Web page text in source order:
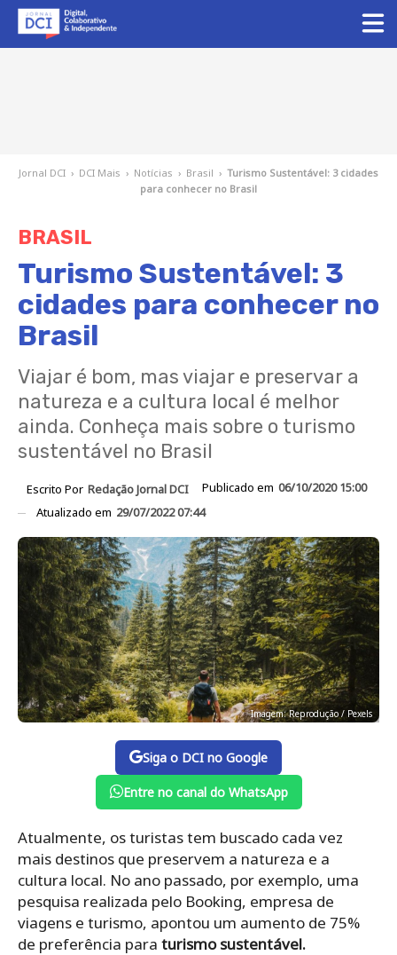
Jornal DCI › DCI Mais › Notícias › Brasil › Turismo Sustentável: 3 cidades
para conhecer no Brasil
BRASIL
Turismo Sustentável: 3
cidades para conhecer no
Brasil
Viajar é bom, mas viajar e preservar a
natureza e a cultura local é melhor
ainda. Conheça mais sobre o turismo
sustentável no Brasil
Escrito Por Redação Jornal DCI Publicado em 06/10/2020 15:00
Atualizado em 29/07/2022 07:44
Imagem: Reprodução / Pexels
Siga o DCI no Google
Entre no canal do WhatsApp
Atualmente, os turistas tem buscado cada vez
mais destinos que preservem a natureza e a
cultura local. No ano passado, por exemplo, uma
pesquisa realizada pelo Booking, empresa de
viagens e turismo, apontou um aumento de 75%
de preferência para turismo sustentável.